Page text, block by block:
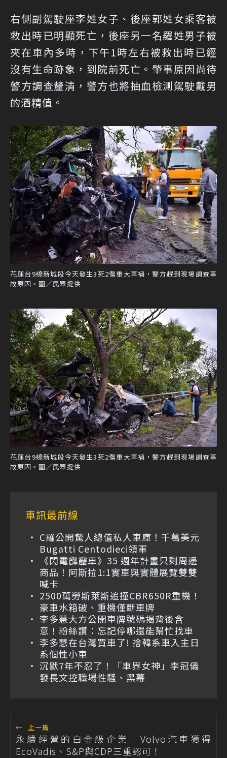
右側副駕駛座李姓女子、後座郭姓女乘客被
救出時已明顯死亡，後座另一名羅姓男子被
夾在車內多時，下午1時左右被救出時已經
沒有生命跡象，到院前死亡。肇事原因尚待
警方調查釐清，警方也將抽血檢測駕駛戴男
的酒精值。
花蓮台9線新城段今天發生3死2傷重大車禍，警方趕到現場調查事
故原因。圖／民眾提供
花蓮台9線新城段今天發生3死2傷重大車禍，警方趕到現場調查事
故原因。圖／民眾提供
車訊最前線
C羅公開驚人總值私人車庫！千萬美元
Bugatti Centodieci領軍
《閃電霹靂車》35 週年計畫只剩周邊
商品！阿斯拉1:1實車與實體展覽雙雙
喊卡
2500萬勞斯萊斯追撞CBR650R重機！
豪車水箱破、重機僅斷車牌
李多慧大方公開車牌號碼揭背後含
意！粉絲讚：忘記停哪還能幫忙找車
李多慧在台灣買車了! 捨韓系車入主日
系個性小車
沉默7年不忍了！「車界女神」李冠儀
發長文控職場性騷、黑幕
← 上一篇
永續經營的白金級企業 Volvo汽車獲得
EcoVadis、S&P與CDP三重認可！